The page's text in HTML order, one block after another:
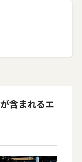
が含まれるエ